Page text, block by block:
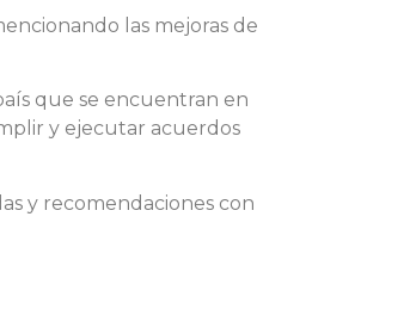
las mejoras de
que se encuentran en
y ejecutar acuerdos
y recomendaciones con